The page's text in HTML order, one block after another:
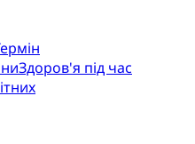
Здоров'я під час